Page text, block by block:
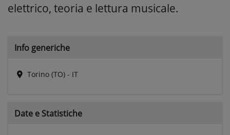
elettrico, teoria e lettura musicale.
Info generiche
Torino (TO) - IT
Date e Statistiche